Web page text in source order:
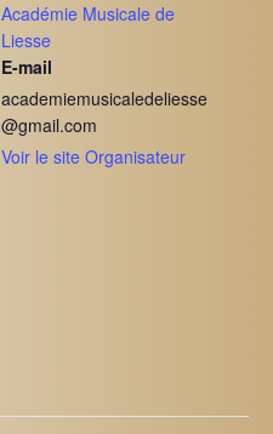
Académie Musicale de
Liesse
E-mail
academiemusicaledeliesse
@gmail.com
Voir le site Organisateur